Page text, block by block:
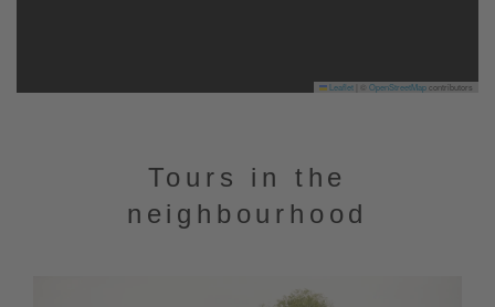
Leaflet OpenStreetMapcontributors
Tours in the
neighbourhood